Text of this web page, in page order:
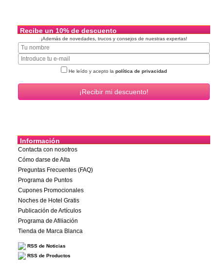
Recibe un 10% de descuento
¡Además de novedades, trucos y consejos de nuestras expertas!
He leído y acepto la política de privacidad
Información
Contacta con nosotros
Cómo darse de Alta
Preguntas Frecuentes (FAQ)
Programa de Puntos
Cupones Promocionales
Noches de Hotel Gratis
Publicación de Artículos
Programa de Afiliación
Tienda de Marca Blanca
RSS de Noticias
RSS de Productos